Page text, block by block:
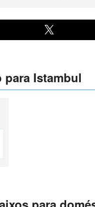
para Istambul